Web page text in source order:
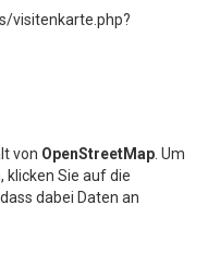
visitenkarte.php?
von OpenStreetMap . Um
Sie auf die
dabei Daten an